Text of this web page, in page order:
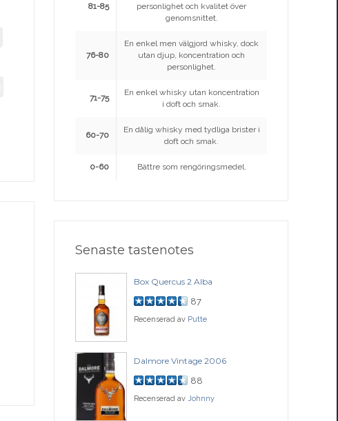
81-85
personlighet och kvalitet över
genomsnittet.
76-80
En enkel men välgjord whisky, dock
utan djup, koncentration och
personlighet.
71-75
En enkel whisky utan koncentration
i doft och smak.
60-70
En dålig whisky med tydliga brister i
doft och smak.
0-60 Bättre som rengöringsmedel.
Senaste tastenotes
Box Quercus 2 Alba
87
Recenserad av Putte
Dalmore Vintage 2006
88
Recenserad av Johnny